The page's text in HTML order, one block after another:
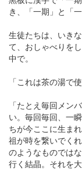
き、「一期」と「
生徒たちは、いき
て、おしゃべりを
中で。
「これは茶の湯で
「たとえ毎回メン
い。毎回毎回、一
ちが今ここに生ま
祖が時を繋いでく
のようなものでは
行く結晶。それを大